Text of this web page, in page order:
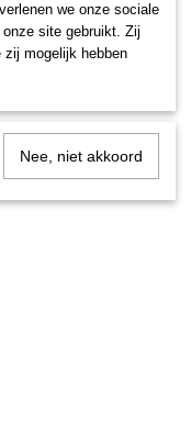
we onze sociale
site gebruikt. Zij
zij mogelijk hebben
Nee, niet akkoord